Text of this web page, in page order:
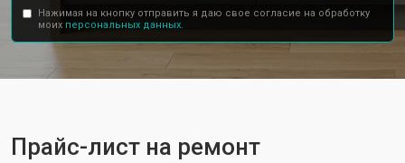
Нажимая на кнопку отправить я даю свое согласие на обработку
моих персональных данных.
Прайс-лист на ремонт